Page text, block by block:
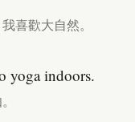
喜歡大自然。
yoga indoors.